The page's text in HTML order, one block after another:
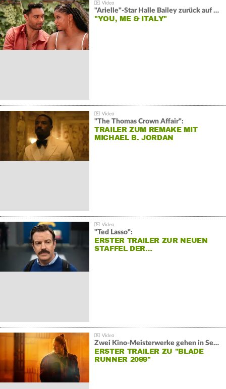
"Arielle"-Star Halle Bailey zurück auf der Leinwand:
"YOU, ME & ITALY"
"The Thomas Crown Affair":
TRAILER ZUM REMAKE MIT
MICHAEL B. JORDAN
"Ted Lasso":
ERSTER TRAILER ZUR NEUEN
STAFFEL DER…
Zwei Kino-Meisterwerke gehen in Serie:
ERSTER TRAILER ZU "BLADE
RUNNER 2099"